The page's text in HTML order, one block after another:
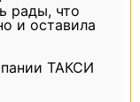
рады, что
и оставила
ТАКСИ